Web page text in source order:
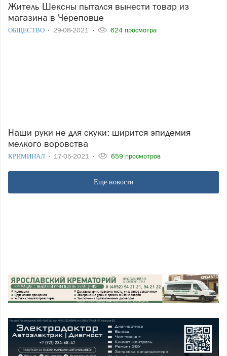
Житель Шексны пытался вынести товар из
магазина в Череповце
ОБЩЕСТВО 29-08-2021 624 просмотра
Наши руки не для скуки: ширится эпидемия
мелкого воровства
КРИМИНАЛ 17-05-2021 659 просмотров
Еще новости